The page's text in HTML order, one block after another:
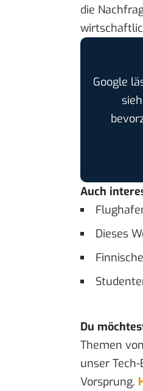
die
Google
Auch
Dieses
Du
Themen
unser
Vorsprung.